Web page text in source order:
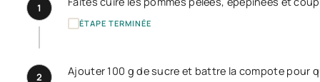
1
ÉTAPE TERMINÉE
2 Ajouter 100 g de sucre et battre la compote pour